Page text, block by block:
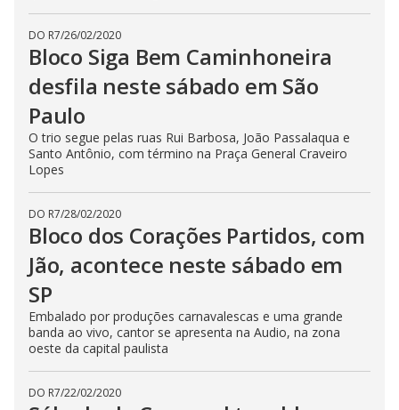
DO R7/26/02/2020
Bloco Siga Bem Caminhoneira
desfila neste sábado em São
Paulo
O trio segue pelas ruas Rui Barbosa, João Passalaqua e
Santo Antônio, com término na Praça General Craveiro
Lopes
DO R7/28/02/2020
Bloco dos Corações Partidos, com
Jão, acontece neste sábado em
SP
Embalado por produções carnavalescas e uma grande
banda ao vivo, cantor se apresenta na Audio, na zona
oeste da capital paulista
DO R7/22/02/2020